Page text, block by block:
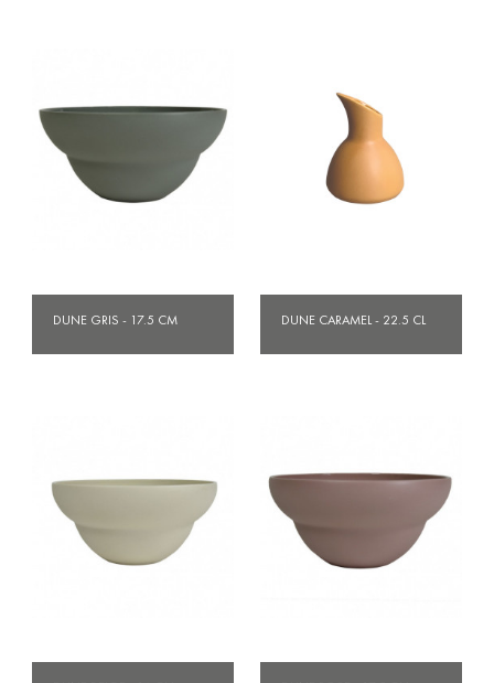
DUNE GRIS - 17.5 CM DUNE CARAMEL - 22.5 CL